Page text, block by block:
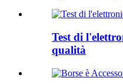
Test di
qualità